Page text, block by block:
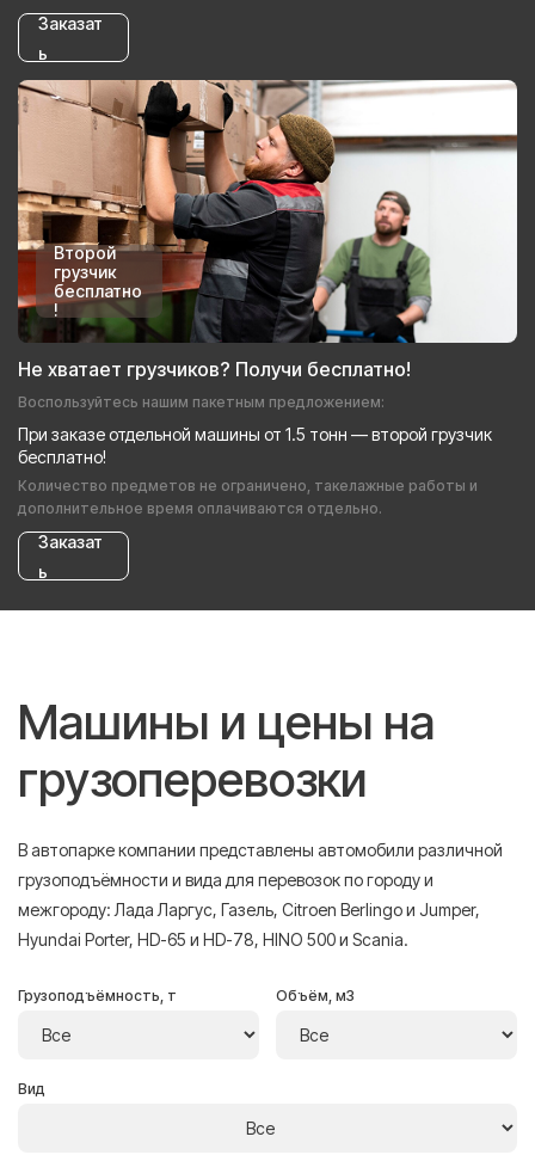
Заказат
ь
Второй
грузчик
бесплатно
!
Не хватает грузчиков? Получи бесплатно!
Воспользуйтесь нашим пакетным предложением:
При заказе отдельной машины от 1.5 тонн — второй грузчик
бесплатно!
Количество предметов не ограничено, такелажные работы и
дополнительное время оплачиваются отдельно.
Заказат
ь
Машины и цены на
грузоперевозки
В автопарке компании представлены автомобили различной
грузоподъёмности и вида для перевозок по городу и
межгороду: Лада Ларгус, Газель, Citroen Berlingo и Jumper,
Hyundai Porter, HD-65 и HD-78, HINO 500 и Scania.
Грузоподъёмность, т Объём, м3
Вид